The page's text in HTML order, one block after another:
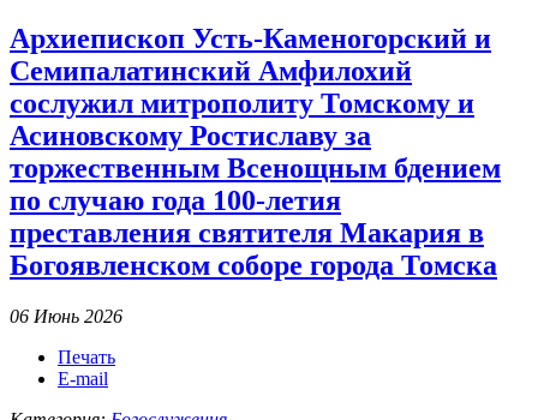
Архиепископ Усть-Каменогорский и
Семипалатинский Амфилохий
сослужил митрополиту Томскому и
Асиновскому Ростиславу за
торжественным Всенощным бдением
по случаю года 100-летия
преставления святителя Макария в
Богоявленском соборе города Томска
06 Июнь 2026
Печать
E-mail